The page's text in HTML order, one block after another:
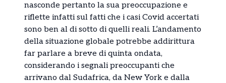
nasconde pertanto la sua preoccupazione e
riflette infatti sul fatti che i casi Covid accertati
sono ben al di sotto di quelli reali. L’andamento
della situazione globale potrebbe addirittura
far parlare a breve di quinta ondata,
considerando i segnali preoccupanti che
arrivano dal Sudafrica, da New York e dalla